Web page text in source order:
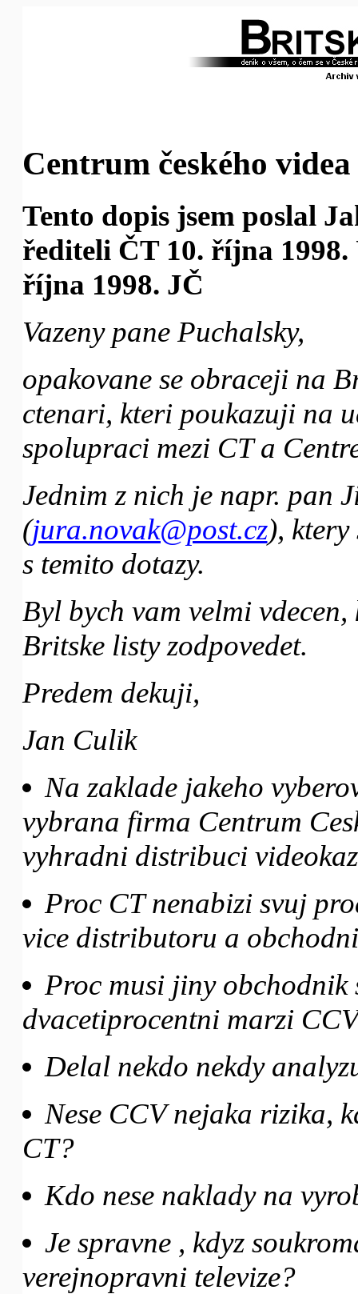
Centrum českého videa
Tento dopis jsem poslal
řediteli ČT 10. října 1998.
října 1998. JČ
Vazeny pane Puchalsky,
opakovane se obraceji na
ctenari, kteri poukazuji na
spolupraci mezi CT a
Jednim z nich je napr. pan
(jura.novak@post.cz), ktery
s temito dotazy.
Byl bych vam velmi
Britske listy zodpovedet.
Predem dekuji,
Jan Culik
Na zaklade jakeho
vybrana firma Centrum
vyhradni distribuci
Proc CT nenabizi svuj
vice distributoru a
Proc musi jiny obchodnik
dvacetiprocentni marzi
Delal nekdo nekdy
Nese CCV nejaka rizika,
CT?
Kdo nese naklady na
Je spravne , kdyz
verejnopravni televize?